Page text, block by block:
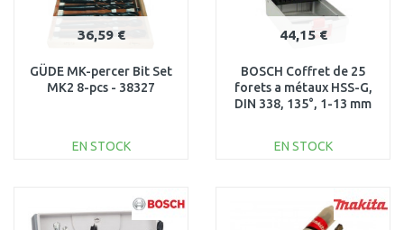
36,59 €
GÜDE MK-percer Bit Set
MK2 8-pcs - 38327
EN STOCK
Au comparatif
44,15 €
BOSCH Coffret de 25
forets a métaux HSS-G,
DIN 338, 135°, 1-13 mm
EN STOCK
Au comparatif